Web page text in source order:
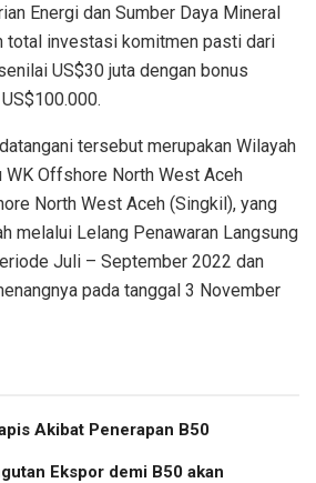
Energi dan Sumber Daya Mineral
total investasi komitmen pasti dari
US$30 juta dengan bonus
tersebut merupakan Wilayah
WK Offshore North West Aceh
North West Aceh (Singkil), yang
melalui Lelang Penawaran Langsung
Juli – September 2022 dan
pada tanggal 3 November
Akibat Penerapan B50
Ekspor demi B50 akan